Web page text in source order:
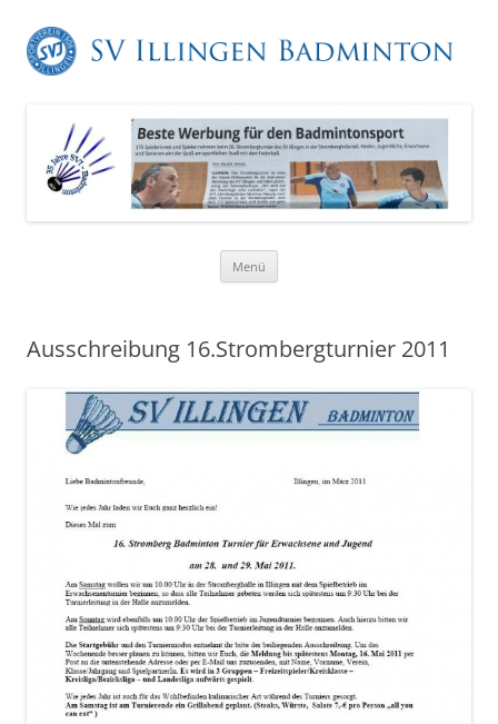
Menü
Ausschreibung 16.Strombergturnier 2011